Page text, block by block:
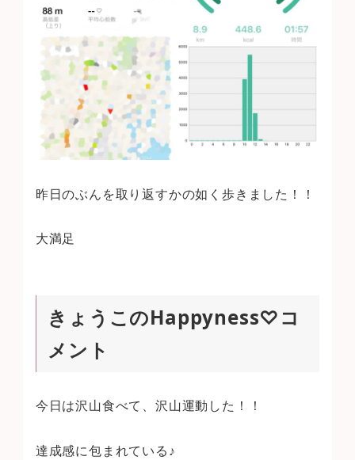
昨日のぶんを取り返すかの如く歩きました！！
大満足
きょうこのHappyness♡コ
メント
今日は沢山食べて、沢山運動した！！
達成感に包まれている♪